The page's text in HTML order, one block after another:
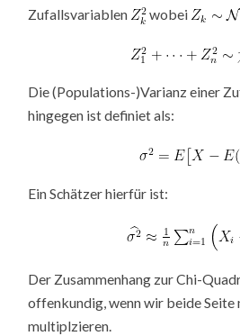
Zufallsvariablen
wobei
Die (Populations-)Varianz einer
hingegen ist definiet als:
Ein Schätzer hierfür ist:
Der Zusammenhang zur Chi-
offenkundig, wenn wir beide
multiplzieren.